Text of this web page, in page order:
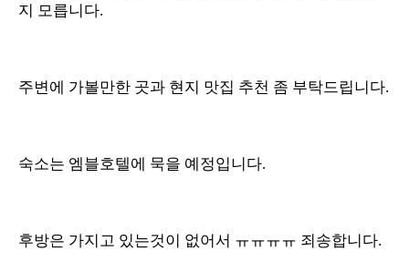
지 모릅니다.
주변에 가볼만한 곳과 현지 맛집 추천 좀 부탁드립니다.
숙소는 엠블호텔에 묵을 예정입니다.
후방은 가지고 있는것이 없어서 ㅠㅠㅠㅠ 죄송합니다.